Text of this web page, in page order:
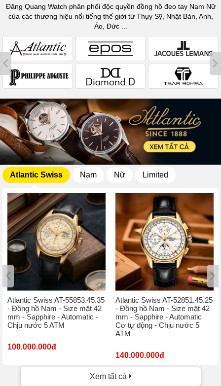
Đăng Quang Watch phân phối độc quyền đồng hồ đeo tay Nam Nữ
của các thương hiệu nổi tiếng thế giới từ Thụy Sỹ, Nhật Bản, Anh,
Áo, Đức ...
Atlantic Swiss Nam Nữ Limited
Atlantic Swiss AT-55853.45.35
- Đồng hồ Nam - Size mặt 42
mm - Sapphire - Automatic -
Chịu nước 5 ATM
100.000.000đ
Atlantic Swiss AT-52851.45.25
- Đồng hồ Nam - Size mặt 42
mm - Sapphire - Automatic
Cơ tự động - Chịu nước 5
ATM
140.000.000đ
Xem tất cả